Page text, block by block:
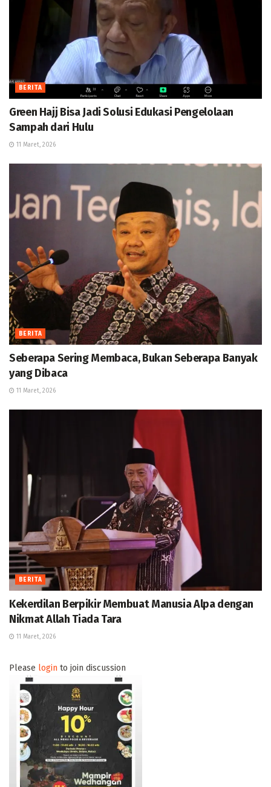
BERITA
Green Hajj Bisa Jadi Solusi Edukasi Pengelolaan
Sampah dari Hulu
11 Maret, 2026
BERITA
Seberapa Sering Membaca, Bukan Seberapa Banyak
yang Dibaca
11 Maret, 2026
BERITA
Kekerdilan Berpikir Membuat Manusia Alpa dengan
Nikmat Allah Tiada Tara
11 Maret, 2026
Please login to join discussion